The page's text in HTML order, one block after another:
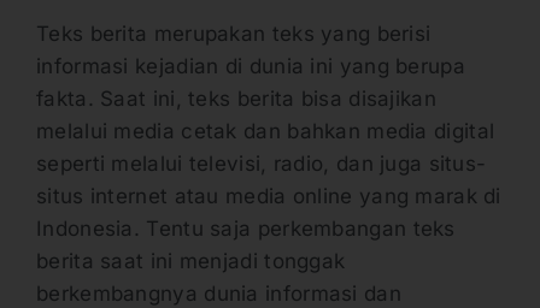
Teks berita merupakan teks yang berisi
informasi kejadian di dunia ini yang berupa
fakta. Saat ini, teks berita bisa disajikan
melalui media cetak dan bahkan media digital
seperti melalui televisi, radio, dan juga situs-
situs internet atau media online yang marak di
Indonesia. Tentu saja perkembangan teks
berita saat ini menjadi tonggak
berkembangnya dunia informasi dan